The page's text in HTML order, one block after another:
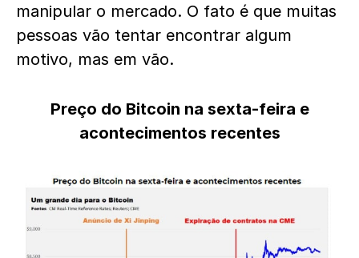
manipular o mercado. O fato é que muitas
pessoas vão tentar encontrar algum
motivo, mas em vão.
Preço do Bitcoin na sexta-feira e
acontecimentos recentes